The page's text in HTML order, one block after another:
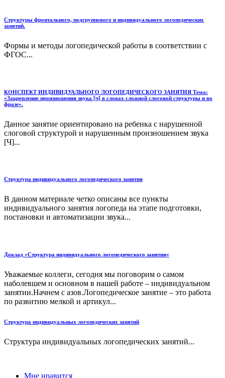
Структуры фронтального, подгруппового и индивидуального логопедических
занятий.
Формы и методы логопедической работы в соответствии с
ФГОС...
КОНСПЕКТ ИНДИВИДУАЛЬНОГО ЛОГОПЕДИЧЕСКОГО ЗАНЯТИЯ Тема:
«Закрепление произношения звука [ч] в словах сложной слоговой структуры и во
фразе».
Данное занятие ориентировано на ребенка с нарушенной
слоговой структурой и нарушенным произношением звука
[Ч]...
Структура индивидуального логопедического занятия
В данном материале четко описаны все пункты
индивидуального занятия логопеда на этапе подготовки,
постановки и автоматизации звука...
Доклад «Структура индивидуального логопедического занятия»
Уважаемые коллеги, сегодня мы поговорим о самом
наболевшем и основном в нашей работе – индивидуальном
занятии.Начнем с азов.Логопедическое занятие – это работа
по развитию мелкой и артикул...
Структура индивидуальных логопедических занятий
Структура индивидуальных логопедических занятий...
Мне нравится